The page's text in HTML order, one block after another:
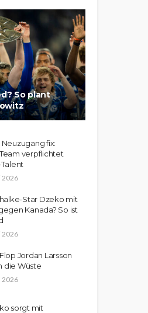
So plant
fix:
verpflichtet
2026
Star Dzeko mit
Kanada? So ist
2026
Jordan Larsson
die Wüste
2026
sorgt mit